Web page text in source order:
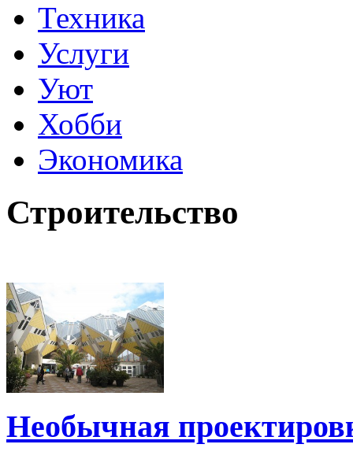
Техника
Услуги
Уют
Хобби
Экономика
Строительство
Необычная